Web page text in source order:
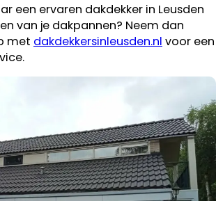
een ervaren dakdekker in Leusden
van je dakpannen? Neem dan
met dakdekkersinleusden.nl voor een